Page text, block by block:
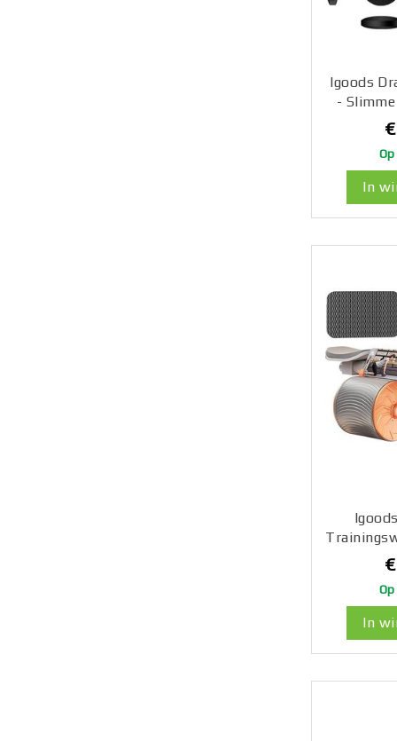
Igoods
-
Tekst/
In
In